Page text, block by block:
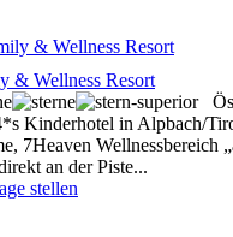
& Wellness Resort
Kinderhotel in Alpbach/
7Heaven Wellnessbereich
an der Piste...
stellen